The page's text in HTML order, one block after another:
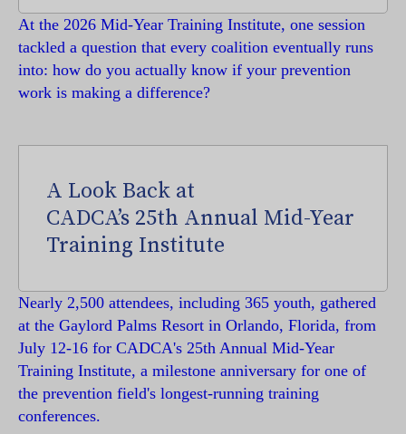
At the 2026 Mid-Year Training Institute, one session
tackled a question that every coalition eventually runs
into: how do you actually know if your prevention
work is making a difference?
A Look Back at
CADCA’s 25th Annual Mid-Year
Training Institute
Nearly 2,500 attendees, including 365 youth, gathered
at the Gaylord Palms Resort in Orlando, Florida, from
July 12-16 for CADCA's 25th Annual Mid-Year
Training Institute, a milestone anniversary for one of
the prevention field's longest-running training
conferences.